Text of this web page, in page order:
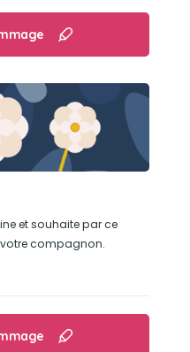
et souhaite par ce
compagnon.